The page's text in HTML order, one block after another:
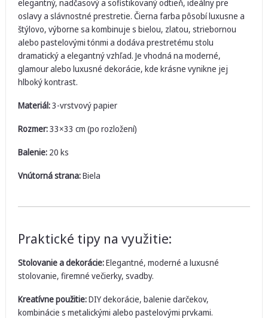
elegantný, nadčasový a sofistikovaný odtieň, ideálny pre
oslavy a slávnostné prestretie. Čierna farba pôsobí luxusne a
štýlovo, výborne sa kombinuje s bielou, zlatou, striebornou
alebo pastelovými tónmi a dodáva prestretému stolu
dramatický a elegantný vzhľad. Je vhodná na moderné,
glamour alebo luxusné dekorácie, kde krásne vynikne jej
hlboký kontrast.
Materiál:3-vrstvový papier
Rozmer:33×33 cm (po rozložení)
Balenie:20 ks
Vnútorná strana:Biela
Praktické tipy na využitie:
Stolovanie a dekorácie:Elegantné, moderné a luxusné
stolovanie, firemné večierky, svadby.
Kreatívne použitie:DIY dekorácie, balenie darčekov,
kombinácie s metalickými alebo pastelovými prvkami.